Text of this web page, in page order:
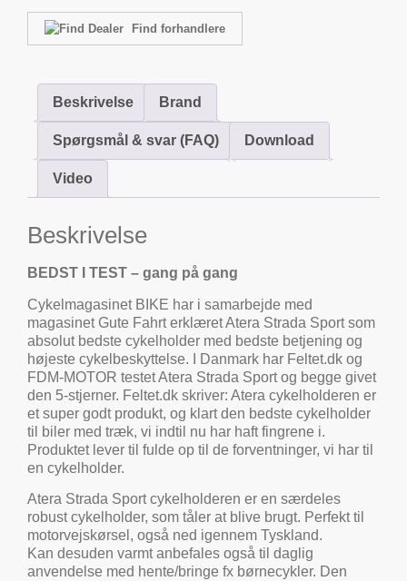
Find forhandlere
Beskrivelse Brand
Spørgsmål & svar (FAQ) Download
Video
Beskrivelse
BEDST I TEST – gang på gang
Cykelmagasinet BIKE har i samarbejde med
magasinet Gute Fahrt erklæret Atera Strada Sport som
absolut bedste cykelholder med bedste betjening og
højeste cykelbeskyttelse. I Danmark har Feltet.dk og
FDM-MOTOR testet Atera Strada Sport og begge givet
den 5-stjerner. Feltet.dk skriver: Atera cykelholderen er
et super godt produkt, og klart den bedste cykelholder
til biler med træk, vi indtil nu har haft fingrene i.
Produktet lever til fulde op til de forventninger, vi har til
en cykelholder.
Atera Strada Sport cykelholderen er en særdeles
robust cykelholder, som tåler at blive brugt. Perfekt til
motorvejskørsel, også ned igennem Tyskland.
Kan desuden varmt anbefales også til daglig
anvendelse med hente/bringe fx børnecykler. Den